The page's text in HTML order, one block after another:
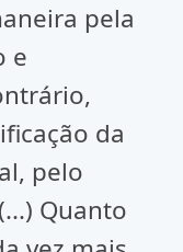
pela
e
da
pelo
Quanto